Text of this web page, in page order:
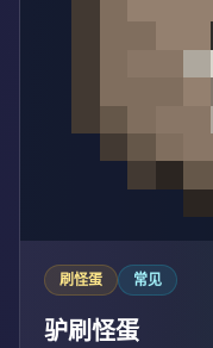
刷怪蛋 常见
驴刷怪蛋